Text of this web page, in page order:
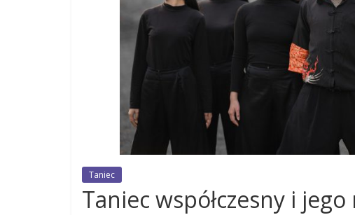
Taniec
Taniec współczesny i